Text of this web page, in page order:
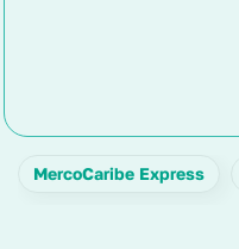
MercoCaribe Express